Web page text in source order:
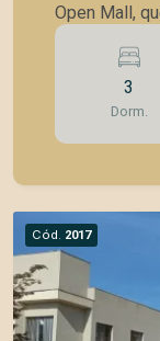
Open Mall,
encontramos
academia Tem nas proximidades, farmácias,
padarias,
shopping. A casa possui: 3 quartos 1 sendo suíte
e 2 com
gramado e
de almoço/
ao corretor
box blindex
armários
3
Dorm.
Cód. 2017